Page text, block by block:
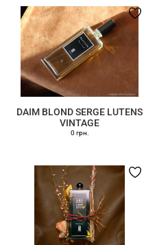
DAIM BLOND SERGE LUTENS
VINTAGE
0 грн.